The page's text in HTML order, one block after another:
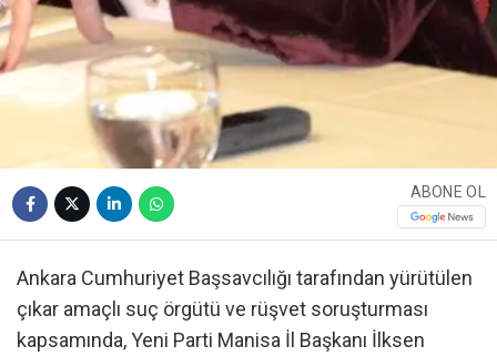
ABONE OL
Ankara Cumhuriyet Başsavcılığı tarafından yürütülen
çıkar amaçlı suç örgütü ve rüşvet soruşturması
kapsamında, Yeni Parti Manisa İl Başkanı İlksen